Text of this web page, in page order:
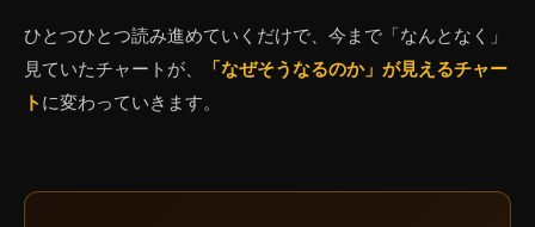
ひとつひとつ読み進めていくだけで、今まで「なんとなく」
見ていたチャートが、
「なぜそうなるのか」が見えるチャー
ト に変わっていきます。